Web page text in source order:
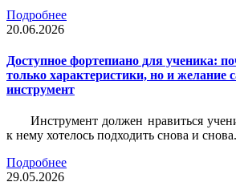
Подробнее
20.06.2026
Доступное фортепиано для ученика:
только характеристики, но и желание
инструмент
Инструмент должен нравиться
к нему хотелось подходить снова и снова.
Подробнее
29.05.2026